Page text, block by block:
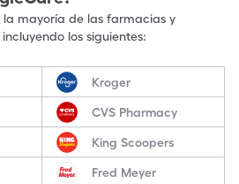
mayoría de las farmacias y
los siguientes:
Kroger
CVS Pharmacy
King Scoopers
Fred Meyer